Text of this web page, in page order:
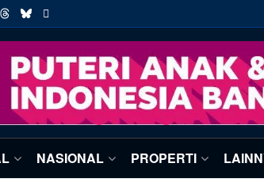
NASIONAL PROPERTI